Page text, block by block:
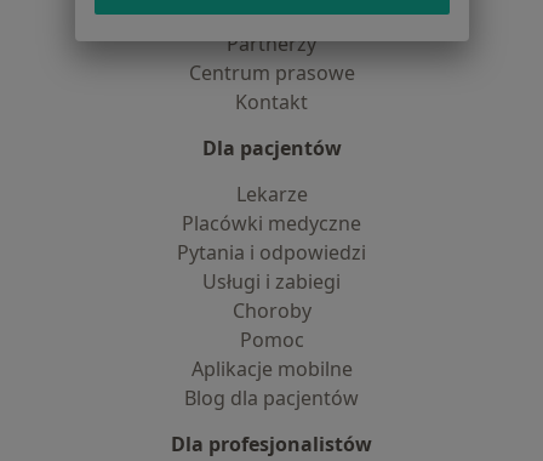
Praca Rekrutujemy!
Partnerzy
Centrum prasowe
Kontakt
Dla pacjentów
Lekarze
Placówki medyczne
Pytania i odpowiedzi
Usługi i zabiegi
Choroby
Pomoc
Aplikacje mobilne
Blog dla pacjentów
Dla profesjonalistów